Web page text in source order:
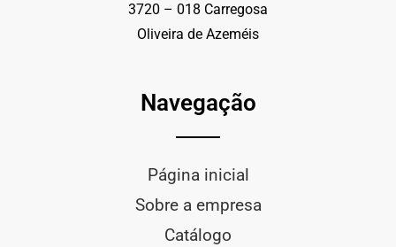
3720 – 018 Carregosa
Oliveira de Azeméis
Navegação
Página inicial
Sobre a empresa
Catálogo